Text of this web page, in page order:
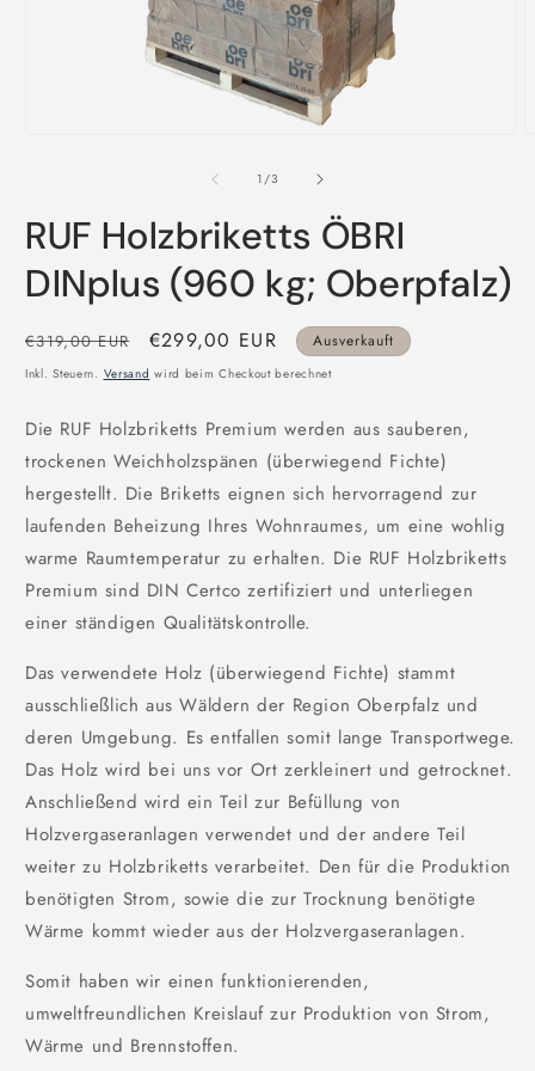
1/von
3
RUF Holzbriketts ÖBRI
DINplus (960 kg; Oberpfalz)
Normaler
Preis
€319,00 EUR Verkaufspreis
€299,00 EUR Ausverkauft
Inkl. Steuern. Versand wird beim Checkout berechnet
Die RUF Holzbriketts Premium werden aus sauberen,
trockenen Weichholzspänen (überwiegend Fichte)
hergestellt. Die Briketts eignen sich hervorragend zur
laufenden Beheizung Ihres Wohnraumes, um eine wohlig
warme Raumtemperatur zu erhalten. Die RUF Holzbriketts
Premium sind DIN Certco zertifiziert und unterliegen
einer ständigen Qualitätskontrolle.
Das verwendete Holz (überwiegend Fichte) stammt
ausschließlich aus Wäldern der Region Oberpfalz und
deren Umgebung. Es entfallen somit lange Transportwege.
Das Holz wird bei uns vor Ort zerkleinert und getrocknet.
Anschließend wird ein Teil zur Befüllung von
Holzvergaseranlagen verwendet und der andere Teil
weiter zu Holzbriketts verarbeitet. Den für die Produktion
benötigten Strom, sowie die zur Trocknung benötigte
Wärme kommt wieder aus der Holzvergaseranlagen.
Somit haben wir einen funktionierenden,
umweltfreundlichen Kreislauf zur Produktion von Strom,
Wärme und Brennstoffen.